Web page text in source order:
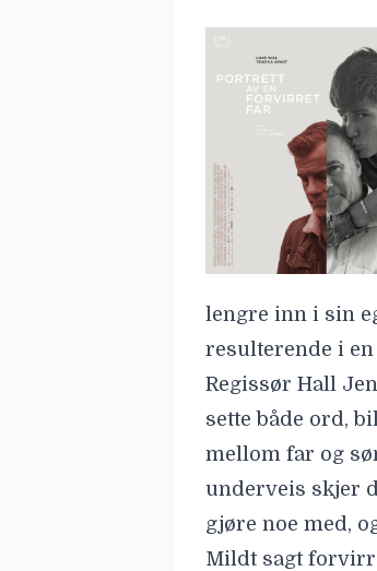
lengre inn i sin
resulterende i
Regissør Hall
sette både ord,
mellom far og
underveis skjer
gjøre noe med,
Mildt sagt